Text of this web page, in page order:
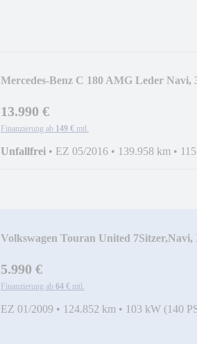
Mercedes-Benz C 180 AMG Leder Navi,
13.990 €
Finanzierung ab 149 € mtl.
Unfallfrei • EZ 05/2016 • 139.958 km •
Volkswagen Touran United
5.990 €
Finanzierung ab 64 € mtl.
EZ 01/2009 • 124.852 km • 103 kW (140